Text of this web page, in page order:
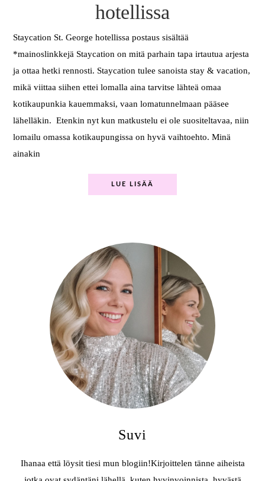
hotellissa
Staycation St. George hotellissa postaus sisältää
*mainoslinkkejä Staycation on mitä parhain tapa irtautua arjesta
ja ottaa hetki rennosti. Staycation tulee sanoista stay & vacation,
mikä viittaa siihen ettei lomalla aina tarvitse lähteä omaa
kotikaupunkia kauemmaksi, vaan lomatunnelmaan pääsee
lähelläkin. Etenkin nyt kun matkustelu ei ole suositeltavaa, niin
lomailu omassa kotikaupungissa on hyvä vaihtoehto. Minä
ainakin
LUE LISÄÄ
Suvi
Ihanaa että löysit tiesi mun blogiin!Kirjoittelen tänne aiheista